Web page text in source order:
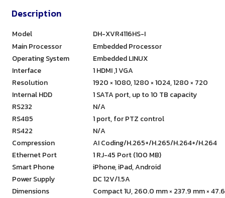
Description
Model
DH-XVR4116HS-I
Main Processor
Embedded Processor
Operating System
Embedded LINUX
Interface
1 HDMI ,1 VGA
Resolution
1920 × 1080, 1280 × 1024, 1280 × 720
Internal HDD
1 SATA port, up to 10 TB capacity
RS232
N/A
RS485
1 port, for PTZ control
RS422
N/A
Compression
AI Coding/H.265+/H.265/H.264+/H.264
Ethernet Port
1 RJ-45 Port (100 MB)
Smart Phone
iPhone, iPad, Android
Power Supply
DC 12V/1.5A
Dimensions
Compact 1U, 260.0 mm × 237.9 mm × 47.6